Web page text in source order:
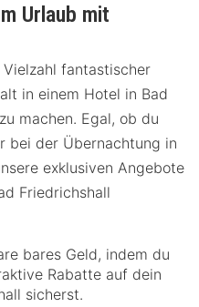
Urlaub mit
fantastischer
in einem Hotel in Bad
machen. Egal, ob du
bei der Übernachtung in
exklusiven Angebote
Friedrichshall
bares Geld, indem du
Rabatte auf dein
sicherst.